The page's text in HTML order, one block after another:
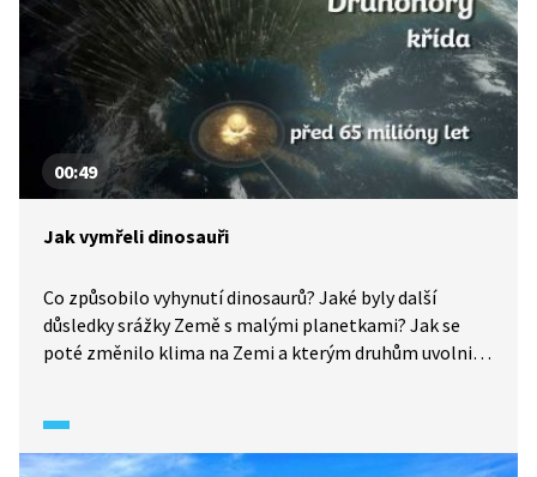
00:49
Jak vymřeli dinosauři
Co způsobilo vyhynutí dinosaurů? Jaké byly další
důsledky srážky Země s malými planetkami? Jak se
poté změnilo klima na Zemi a kterým druhům uvolnili